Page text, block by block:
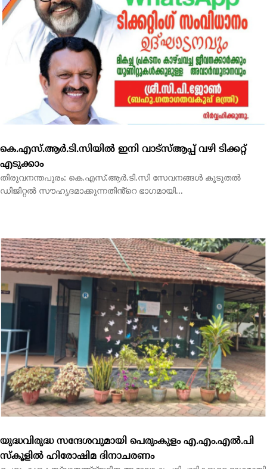
കെ.എസ്.ആര്‍.ടി.സിയില്‍ ഇനി വാട്‌സ്ആപ്പ് വഴി ടിക്കറ്റ്
എടുക്കാം
തിരുവനന്തപുരം: കെ.എസ്.ആർ.ടി.സി സേവനങ്ങൾ കൂടുതൽ
ഡിജിറ്റൽ സൗഹൃദമാക്കുന്നതിൻ്റെ ഭാഗമായി...
യുദ്ധവിരുദ്ധ സന്ദേശവുമായി പെരുംകുളം എ.എം.എൽ.പി
സ്കൂളിൽ ഹിരോഷിമ ദിനാചരണം
പെരുംകുളം: സ്വാതന്ത്ര്യദിന ആഘോഷ പരിപാടികളുടെ ഭാഗമായി
പെരുംകുളം എ.എം.എൽ.പി സ്കൂളിൽ സംഘടിപ്പിക്കുന്ന...